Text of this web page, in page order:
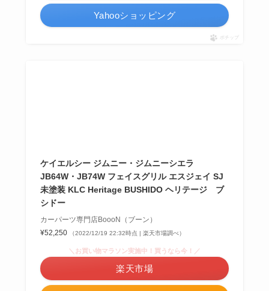
Yahooショッピング
ポチップ
ケイエルシー ジムニー・ジムニーシエラ
JB64W・JB74W フェイスグリル エスジェイ SJ
未塗装 KLC Heritage BUSHIDO ヘリテージ ブ
シドー
カーパーツ専門店BoooN（ブーン）
¥52,250
（2022/12/19 22:32時点 | 楽天市場調べ）
＼お買い物マラソン実施中！買うなら今！／
楽天市場